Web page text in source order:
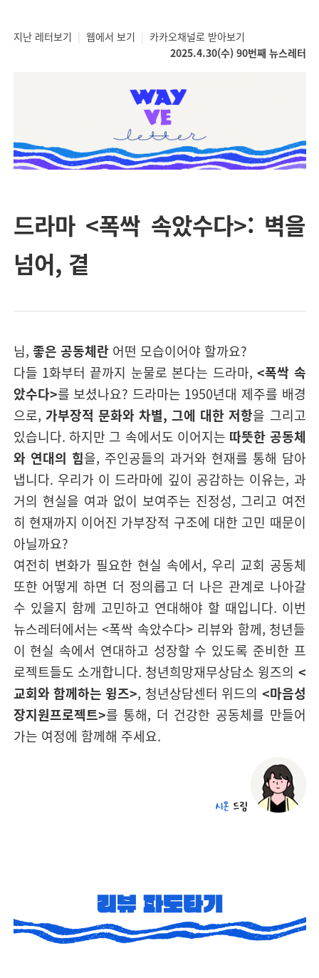
지난 레터보기 웹에서 보기
카카오채널로 받아보기
2025.4.30(수) 90번째 뉴스레터
드라마 <폭싹 속았수다>: 벽을
넘어, 곁
님, 좋은 공동체란 어떤 모습이어야 할까요?
다들 1화부터 끝까지 눈물로 본다는 드라마,<폭싹 속
았수다>를 보셨나요? 드라마는 1950년대 제주를 배경
으로, 가부장적 문화와 차별, 그에 대한 저항을 그리고
있습니다. 하지만 그 속에서도 이어지는 따뜻한 공동체
와 연대의 힘을, 주인공들의 과거와 현재를 통해 담아
냅니다. 우리가 이 드라마에 깊이 공감하는 이유는, 과
거의 현실을 여과 없이 보여주는 진정성, 그리고 여전
히 현재까지 이어진 가부장적 구조에 대한 고민 때문이
아닐까요?
여전히 변화가 필요한 현실 속에서, 우리 교회 공동체
또한 어떻게 하면 더 정의롭고 더 나은 관계로 나아갈
수 있을지 함께 고민하고 연대해야 할 때입니다. 이번
뉴스레터에서는 <폭싹 속았수다> 리뷰와 함께, 청년들
이 현실 속에서 연대하고 성장할 수 있도록 준비한 프
로젝트들도 소개합니다. 청년희망재무상담소 윙즈의 <
교회와 함께하는 윙즈>, 청년상담센터 위드의 <마음성
장지원프로젝트>를 통해, 더 건강한 공동체를 만들어
가는 여정에 함께해 주세요.